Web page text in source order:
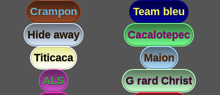
Crampon
Team bleu
Hide away
Cacalotepec
Titicaca
Maion
ALS
G rard Christ